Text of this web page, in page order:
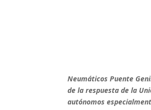
Neumáticos Puente
de la respuesta de la
autónomos